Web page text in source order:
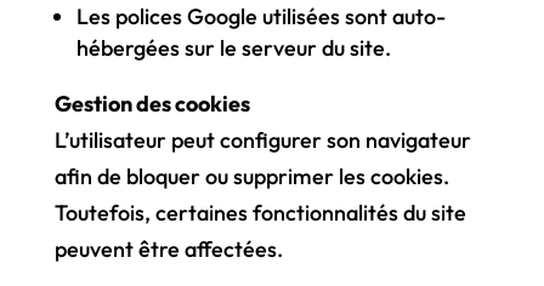
Les polices Google utilisées sont auto-
hébergées sur le serveur du site.
Gestion des cookies
L’utilisateur peut configurer son navigateur
afin de bloquer ou supprimer les cookies.
Toutefois, certaines fonctionnalités du site
peuvent être affectées.